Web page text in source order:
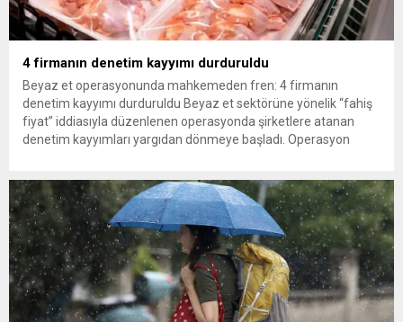
4 firmanın denetim kayyımı durduruldu
Beyaz et operasyonunda mahkemeden fren: 4 firmanın
denetim kayyımı durduruldu Beyaz et sektörüne yönelik “fahiş
fiyat” iddiasıyla düzenlenen operasyonda şirketlere atanan
denetim kayyımları yargıdan dönmeye başladı. Operasyon
atamasının durdurulmasına karar verdi. Türkiye’nin önde gelen
beyaz et...